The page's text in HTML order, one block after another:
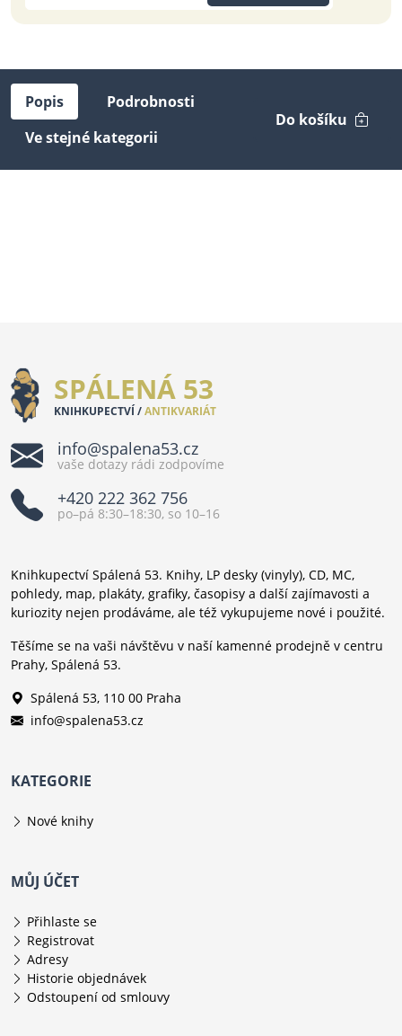
Popis
Podrobnosti
Ve stejné kategorii
Do košíku
SPÁLENÁ 53
KNIHKUPECTVÍ /ANTIKVARIÁT
info@spalena53.cz
vaše dotazy rádi zodpovíme
+420 222 362 756
po–pá 8:30–18:30, so 10–16
Knihkupectví Spálená 53. Knihy, LP desky (vinyly), CD, MC,
pohledy, map, plakáty, grafiky, časopisy a další zajímavosti a
kuriozity nejen prodáváme, ale též vykupujeme nové i použité.
Těšíme se na vaši návštěvu v naší kamenné prodejně v centru
Prahy, Spálená 53.
Spálená 53, 110 00 Praha
info@spalena53.cz
KATEGORIE
Nové knihy
MŮJ ÚČET
Přihlaste se
Registrovat
Adresy
Historie objednávek
Odstoupení od smlouvy